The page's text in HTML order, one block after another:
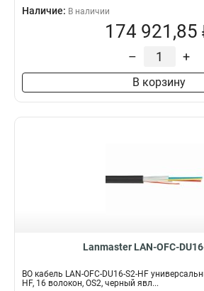
Наличие: В наличии
174 921,85
– +
В корзину
Lanmaster LAN-OFC-
ВО кабель LAN-OFC-DU16-S2-HF
HF, 16 волокон, OS2, черный явл...